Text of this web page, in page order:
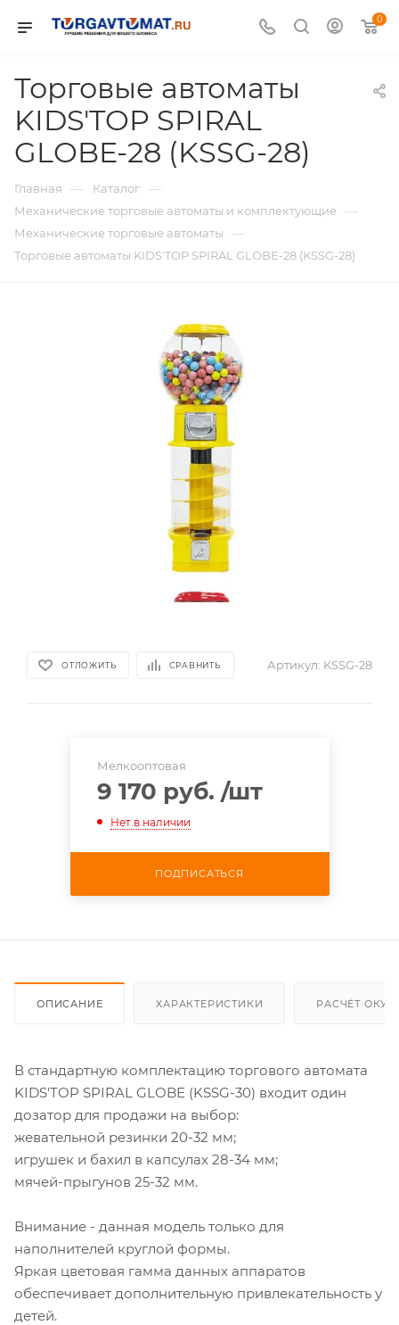
0
Торговые автоматы
KIDS'TOP SPIRAL
GLOBE-28 (KSSG-28)
Главная — Каталог —
Механические торговые автоматы и комплектующие —
Механические торговые автоматы —
Торговые автоматы KIDS'TOP SPIRAL GLOBE-28 (KSSG-28)
ОТЛОЖИТЬ СРАВНИТЬ Артикул: KSSG-28
Мелкооптовая
9 170 руб. /шт
Нет в наличии
ПОДПИСАТЬСЯ
ОПИСАНИЕ ХАРАКТЕРИСТИКИ РАСЧЁТ
В стандартную комплектацию торгового автомата
KIDS'TOP SPIRAL GLOBE (KSSG-30) входит один
дозатор для продажи на выбор:
жевательной резинки 20-32 мм;
игрушек и бахил в капсулах 28-34 мм;
мячей-прыгунов 25-32 мм.
Внимание - данная модель только для
наполнителей круглой формы.
Яркая цветовая гамма данных аппаратов
обеспечивает дополнительную привлекательность у
детей.